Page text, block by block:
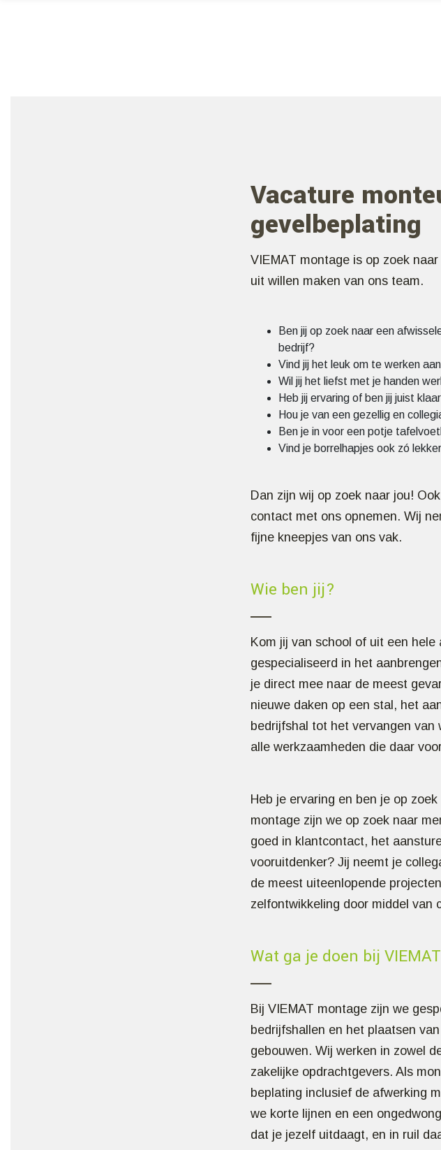
Vacature
gevelbeplating
VIEMAT montage is op zoek
uit willen maken van ons team.
Ben jij op zoek naar een
bedrijf?
Vind jij het leuk om te werken
Wil jij het liefst met je handen
Heb jij ervaring of ben jij juist
Hou je van een gezellig en
Ben je in voor een potje
Vind je borrelhapjes ook zó
Dan zijn wij op zoek naar jou!
contact met ons opnemen. Wij
fijne kneepjes van ons vak.
Wie ben jij?
Kom jij van school of uit een
gespecialiseerd in het
je direct mee naar de meest
nieuwe daken op een stal, het
bedrijfshal tot het vervangen van
alle werkzaamheden die daar
Heb je ervaring en ben je op
montage zijn we op zoek naar
goed in klantcontact, het
vooruitdenker? Jij neemt je
de meest uiteenlopende
zelfontwikkeling door middel van
Wat ga je doen bij
Bij VIEMAT montage zijn we
bedrijfshallen en het plaatsen
gebouwen. Wij werken in zowel
zakelijke opdrachtgevers. Als
beplating inclusief de afwerking
we korte lijnen en een
dat je jezelf uitdaagt, en in ruil